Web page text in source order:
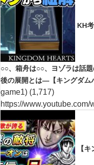
KH
○○、箱舟は○○、ヨゾラは話
後の展開とは―【キングダム
game1) (1,717)
https://
【